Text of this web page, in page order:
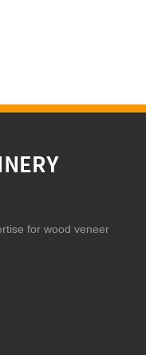
for wood veneer